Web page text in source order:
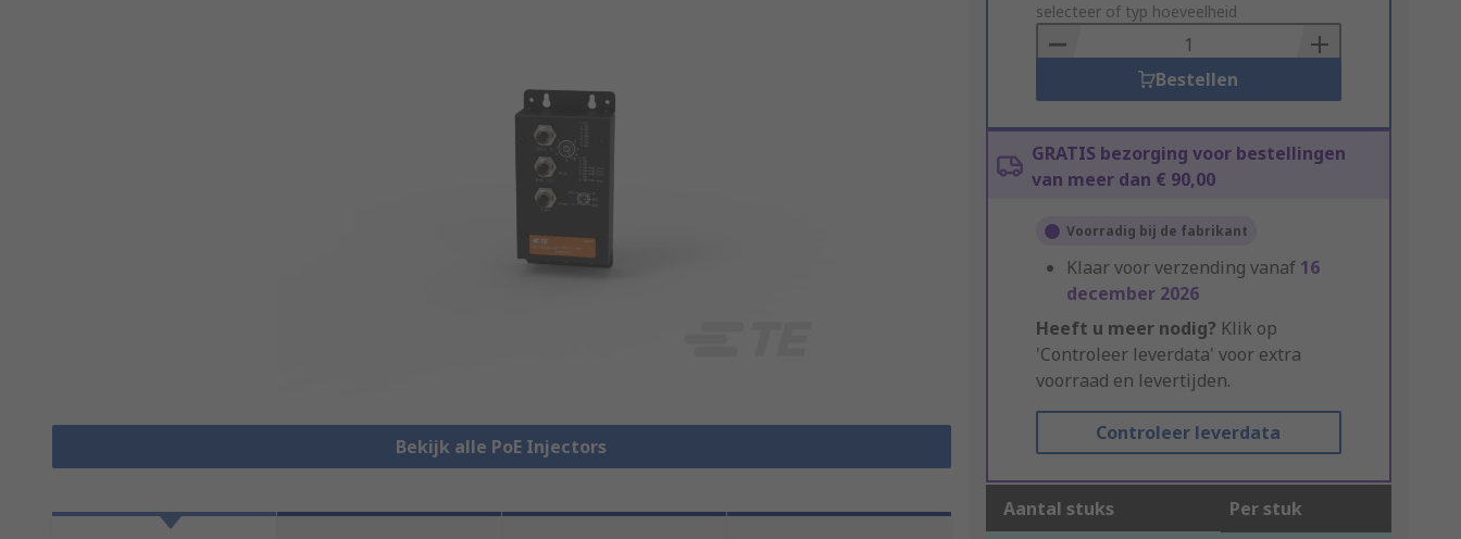
Bekijk alle PoE Injectors
to
Basket
selecteer of typ hoeveelheid
Bestellen
GRATIS bezorging voor bestellingen
van meer dan € 90,00
Voorradig bij de fabrikant
Klaar voor verzending vanaf 16
december 2026
Heeft u meer nodig? Klik op
'Controleer leverdata' voor extra
voorraad en levertijden.
Controleer leverdata
Aantal stuks Per stuk